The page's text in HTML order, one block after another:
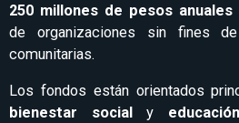
250 millones de pesos anuales
de organizaciones sin fines
comunitarias.
Los fondos están orientados
bienestar social
y